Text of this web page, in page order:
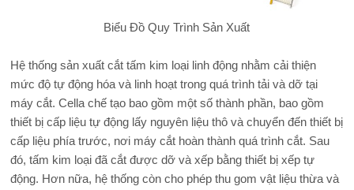
Biểu Đồ Quy Trình Sản Xuất
Hệ thống sản xuất cắt tấm kim loại linh động nhằm cải thiện
mức độ tự động hóa và linh hoạt trong quá trình tải và dỡ tại
máy cắt. Cella chế tạo bao gồm một số thành phần, bao gồm
thiết bị cấp liệu tự động lấy nguyên liệu thô và chuyển đến thiết bị
cấp liệu phía trước, nơi máy cắt hoàn thành quá trình cắt. Sau
đó, tấm kim loại đã cắt được dỡ và xếp bằng thiết bị xếp tự
động. Hơn nữa, hệ thống còn cho phép thu gom vật liệu thừa và